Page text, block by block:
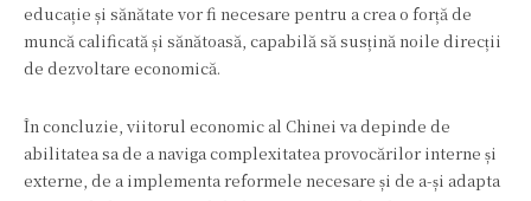
educație și sănătate vor fi necesare pentru a crea o forță de
muncă calificată și sănătoasă, capabilă să susțină noile direcții
de dezvoltare economică.
În concluzie, viitorul economic al Chinei va depinde de
abilitatea sa de a naviga complexitatea provocărilor interne și
externe, de a implementa reformele necesare și de a-și adapta